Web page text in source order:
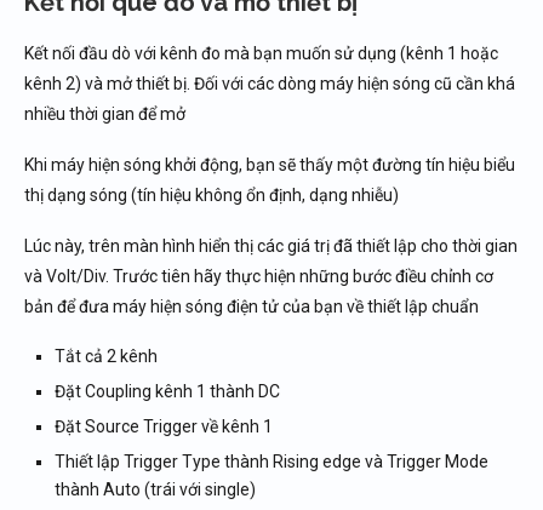
Kết nối đầu dò với kênh đo mà bạn muốn sử dụng (kênh 1 hoặc
kênh 2) và mở thiết bị. Đối với các dòng máy hiện sóng cũ cần khá
nhiều thời gian để mở
Khi máy hiện sóng khởi động, bạn sẽ thấy một đường tín hiệu biểu
thị dạng sóng (tín hiệu không ổn định, dạng nhiễu)
Lúc này, trên màn hình hiển thị các giá trị đã thiết lập cho thời gian
và Volt/Div. Trước tiên hãy thực hiện những bước điều chỉnh cơ
bản để đưa máy hiện sóng điện tử của bạn về thiết lập chuẩn
Tắt cả 2 kênh
Đặt Coupling kênh 1 thành DC
Đặt Source Trigger về kênh 1
Thiết lập Trigger Type thành Rising edge và Trigger Mode
thành Auto (trái với single)